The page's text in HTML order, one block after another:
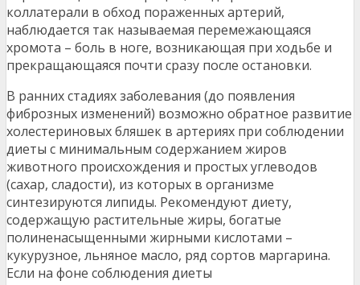
коллатерали в обход пораженных артерий,
наблюдается так называемая перемежающаяся
хромота – боль в ноге, возникающая при ходьбе и
прекращающаяся почти сразу после остановки.
В ранних стадиях заболевания (до появления
фиброзных изменений) возможно обратное развитие
холестериновых бляшек в артериях при соблюдении
диеты с минимальным содержанием жиров
животного происхождения и простых углеводов
(сахар, сладости), из которых в организме
синтезируются липиды. Рекомендуют диету,
содержащую растительные жиры, богатые
полиненасыщенными жирными кислотами –
кукурузное, льняное масло, ряд сортов маргарина.
Если на фоне соблюдения диеты